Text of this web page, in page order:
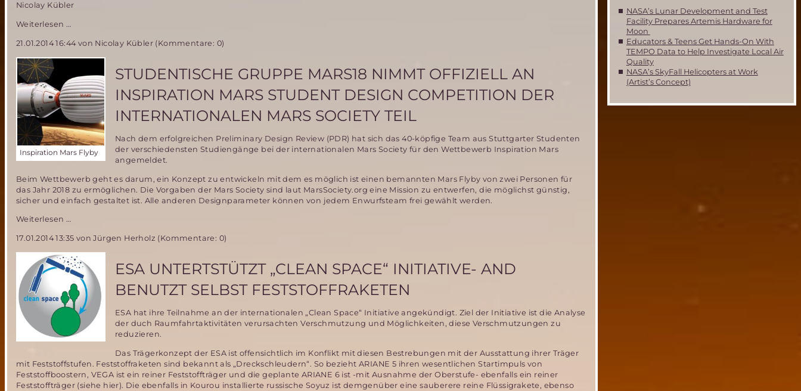
Nicolay Kübler
Weiterlesen …
21.01.2014 16:44von Nicolay Kübler (Kommentare: 0)
Inspiration Mars Flyby
STUDENTISCHE GRUPPE MARS18 NIMMT OFFIZIELL AN
INSPIRATION MARS STUDENT DESIGN COMPETITION DER
INTERNATIONALEN MARS SOCIETY TEIL
Nach dem erfolgreichen Preliminary Design Review (PDR) hat sich das 40-köpfige Team aus Stuttgarter Studenten
der verschiedensten Studiengänge bei der internationalen Mars Society für den Wettbewerb Inspiration Mars
angemeldet.
Beim Wettbewerb geht es darum, ein Konzept zu entwickeln mit dem es möglich ist einen bemannten Mars Flyby von zwei Personen für
das Jahr 2018 zu ermöglichen. Die Vorgaben der Mars Society sind laut MarsSociety.org eine Mission zu entwerfen, die möglichst günstig,
sicher und einfach gestaltet ist. Alle anderen Designparameter können von jedem Enwurfsteam frei gewählt werden.
Weiterlesen …
Mars18
nimmt
offiziell
an
Inspiration
Mars
Student
Design
Competition
der
Society
teil
17.01.2014 13:35 von Jürgen Herholz (Kommentare: 0)
ESA UNTERTSTÜTZT „CLEAN SPACE“ INITIATIVE- AND
BENUTZT SELBST FESTSTOFFRAKETEN
ESA hat ihre Teilnahme an der internationalen „Clean Space“ Initiative angekündigt. Ziel der Initiative ist die Analyse
der duch Raumfahrtaktivitäten verursachten Verschmutzung und Möglichkeiten, diese Verschmutzungen zu
reduzieren.
Das Trägerkonzept der ESA ist offensichtlich im Konflikt mit diesen Bestrebungen mit der Ausstattung ihrer Träger
mit Feststoffstufen. Feststoffraketen sind bekannt als „Dreckschleudern“. So bezieht ARIANE 5 ihren wesentlichen Startimpuls von
Feststoffboostern, VEGA ist ein reiner Feststoffträger und die geplante ARIANE 6 ist -mit Ausnahme der Oberstufe- ebenfalls ein reiner
Feststoffträger (siehe hier). Die ebenfalls in Kourou installierte russische Soyuz ist demgenüber eine sauberere reine Flüssigrakete, ebenso
NASA’s Lunar Development and Test
Facility Prepares Artemis Hardware for
Moon
Educators & Teens Get Hands-On With
TEMPO Data to Help Investigate Local Air
Quality
NASA’s SkyFall Helicopters at Work
(Artist’s Concept)